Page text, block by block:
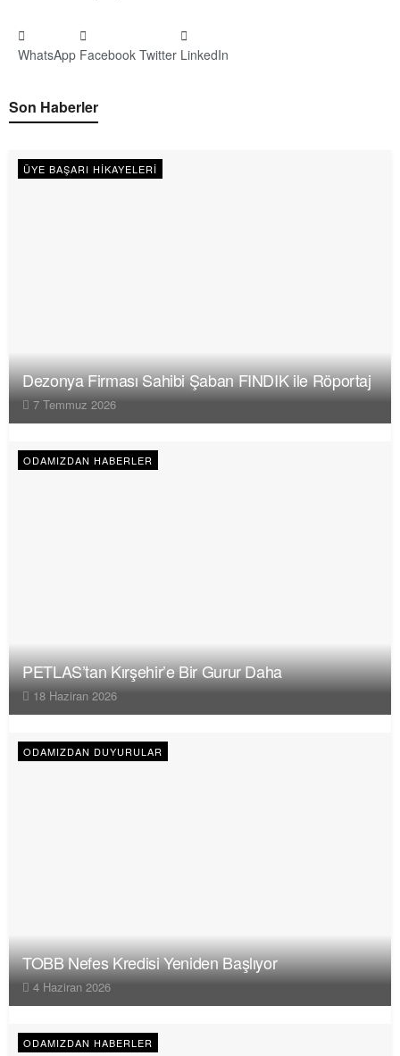
WhatsApp Facebook Twitter LinkedIn
Son Haberler
ÜYE BAŞARI HIKAYELERI
Dezonya Firması Sahibi Şaban FINDIK ile Röportaj
7 Temmuz 2026
ODAMIZDAN HABERLER
PETLAS’tan Kırşehir’e Bir Gurur Daha
18 Haziran 2026
ODAMIZDAN DUYURULAR
TOBB Nefes Kredisi Yeniden Başlıyor
4 Haziran 2026
ODAMIZDAN HABERLER